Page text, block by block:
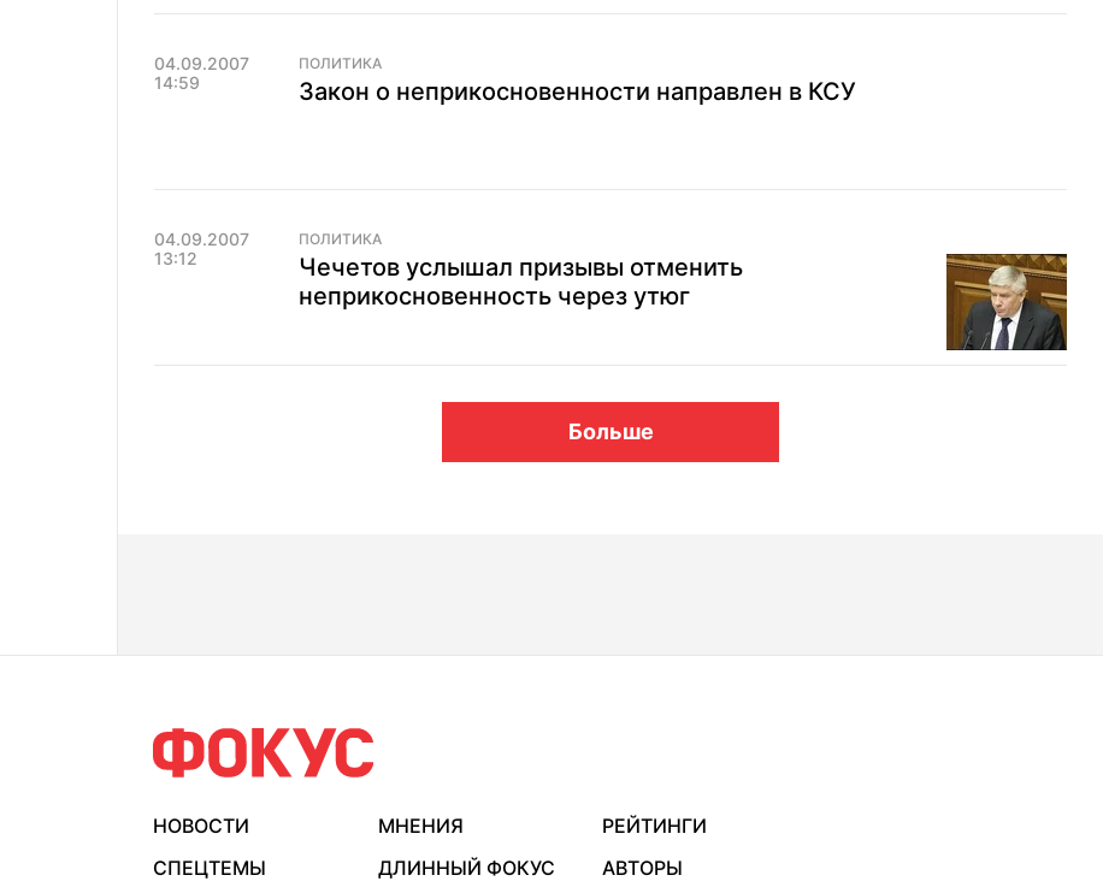
04.09.2007
14:59
ПОЛИТИКА
Закон о неприкосновенности направлен в КСУ
04.09.2007
13:12
ПОЛИТИКА
Чечетов услышал призывы отменить
неприкосновенность через утюг
Больше
НОВОСТИ МНЕНИЯ
РЕЙТИНГИ
СПЕЦТЕМЫ
ДЛИННЫЙ ФОКУС
АВТОРЫ